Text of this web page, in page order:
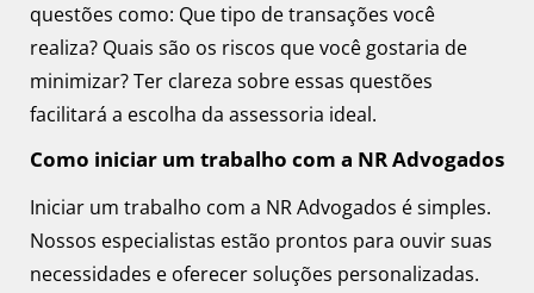
questões como: Que tipo de transações você
realiza? Quais são os riscos que você gostaria de
minimizar? Ter clareza sobre essas questões
facilitará a escolha da assessoria ideal.
Como iniciar um trabalho com a NR Advogados
Iniciar um trabalho com a NR Advogados é simples.
Nossos especialistas estão prontos para ouvir suas
necessidades e oferecer soluções personalizadas.